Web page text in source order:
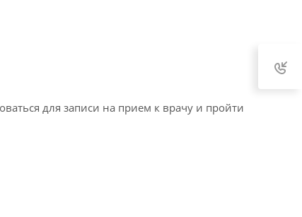
для записи на прием к врачу и пройти